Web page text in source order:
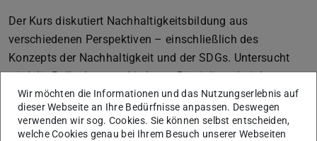
Der Kurs diskutiert Nachhaltigkeitsbildung aus
verschiedenen Perspektiven – einschließlich des
Konzepts der Nachhaltigkeit und der SDGs. Untersucht
wird die Rolle der verschiedenen Disziplinen bei der
Förderung von Nachhaltigkeit, die Schlüsselkompetenzen
im Bereich Nachhaltigkeit, die Gestaltung von Lehr- und
Lernaktivitäten sowie Werte und Emotionen in der
Wir möchten die Informationen und das Nutzungserlebnis auf
dieser Webseite an Ihre Bedürfnisse anpassen. Deswegen
verwenden wir sog. Cookies. Sie können selbst entscheiden,
welche Cookies genau bei Ihrem Besuch unserer Webseiten